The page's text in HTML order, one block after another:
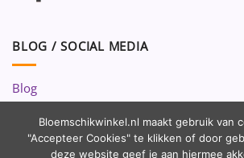
BLOG / SOCIAL MEDIA
Blog
Volg ons op:
Bloemschikwinkel.nl maakt gebruik van
"Accepteer Cookies" te klikken of door
deze website geef je aan hiermee